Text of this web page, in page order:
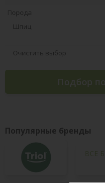
Порода
Шпиц
Очистить выбор
Подбор
Популярные бренды
ВСЕ